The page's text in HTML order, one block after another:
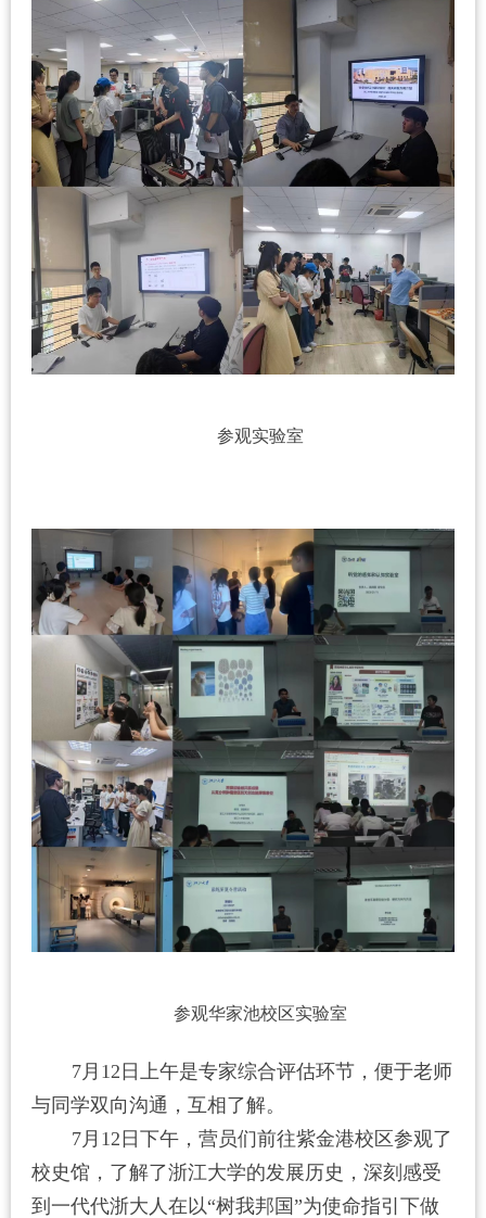
参观实验室
参观华家池校区实验室
7 月 12 日上午是专家综合评估环节，便于老师
与同学双向沟通，互相了解。
7月12 日下午，营员们前往紫金港校区参观了
校史馆，了解了浙江大学的发展历史，深刻感受
到一代代浙大人在以“树我邦国”为使命指引下做